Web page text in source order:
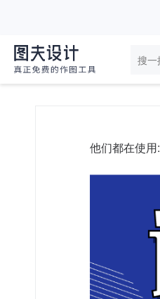
他们都在使用: